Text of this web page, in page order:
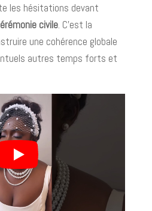
les hésitations devant
civile. C’est la
une cohérence globale
autres temps forts et